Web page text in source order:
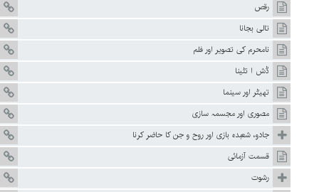
رقص
تالی بجانا
نامحرم کی تصویر اور فلم
ڈش ا نٹینا
تھیٹر اور سینما
مصوری اور مجسمہ سازی
جادو، شعبدہ بازی اور روح و جن کا حاضر کرنا
قسمت آزمائی
رشوت